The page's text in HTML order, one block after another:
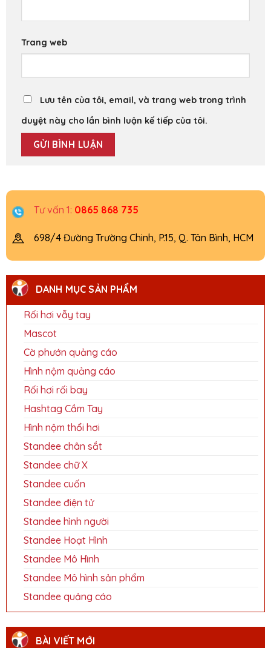
Trang web
Lưu tên của tôi, email, và trang web trong trình
duyệt này cho lần bình luận kế tiếp của tôi.
Tư vấn 1: 0865 868 735
698/4 Đường Trường Chinh, P.15, Q. Tân Bình, HCM
DANH MỤC SẢN PHẨM
Rối hơi vẫy tay
Mascot
Cờ phướn quảng cáo
Hình nộm quảng cáo
Rối hơi rối bay
Hashtag Cầm Tay
Hình nộm thổi hơi
Standee chân sắt
Standee chữ X
Standee cuốn
Standee điện tử
Standee hình người
Standee Hoạt Hình
Standee Mô Hình
Standee Mô hình sản phẩm
Standee quảng cáo
BÀI VIẾT MỚI